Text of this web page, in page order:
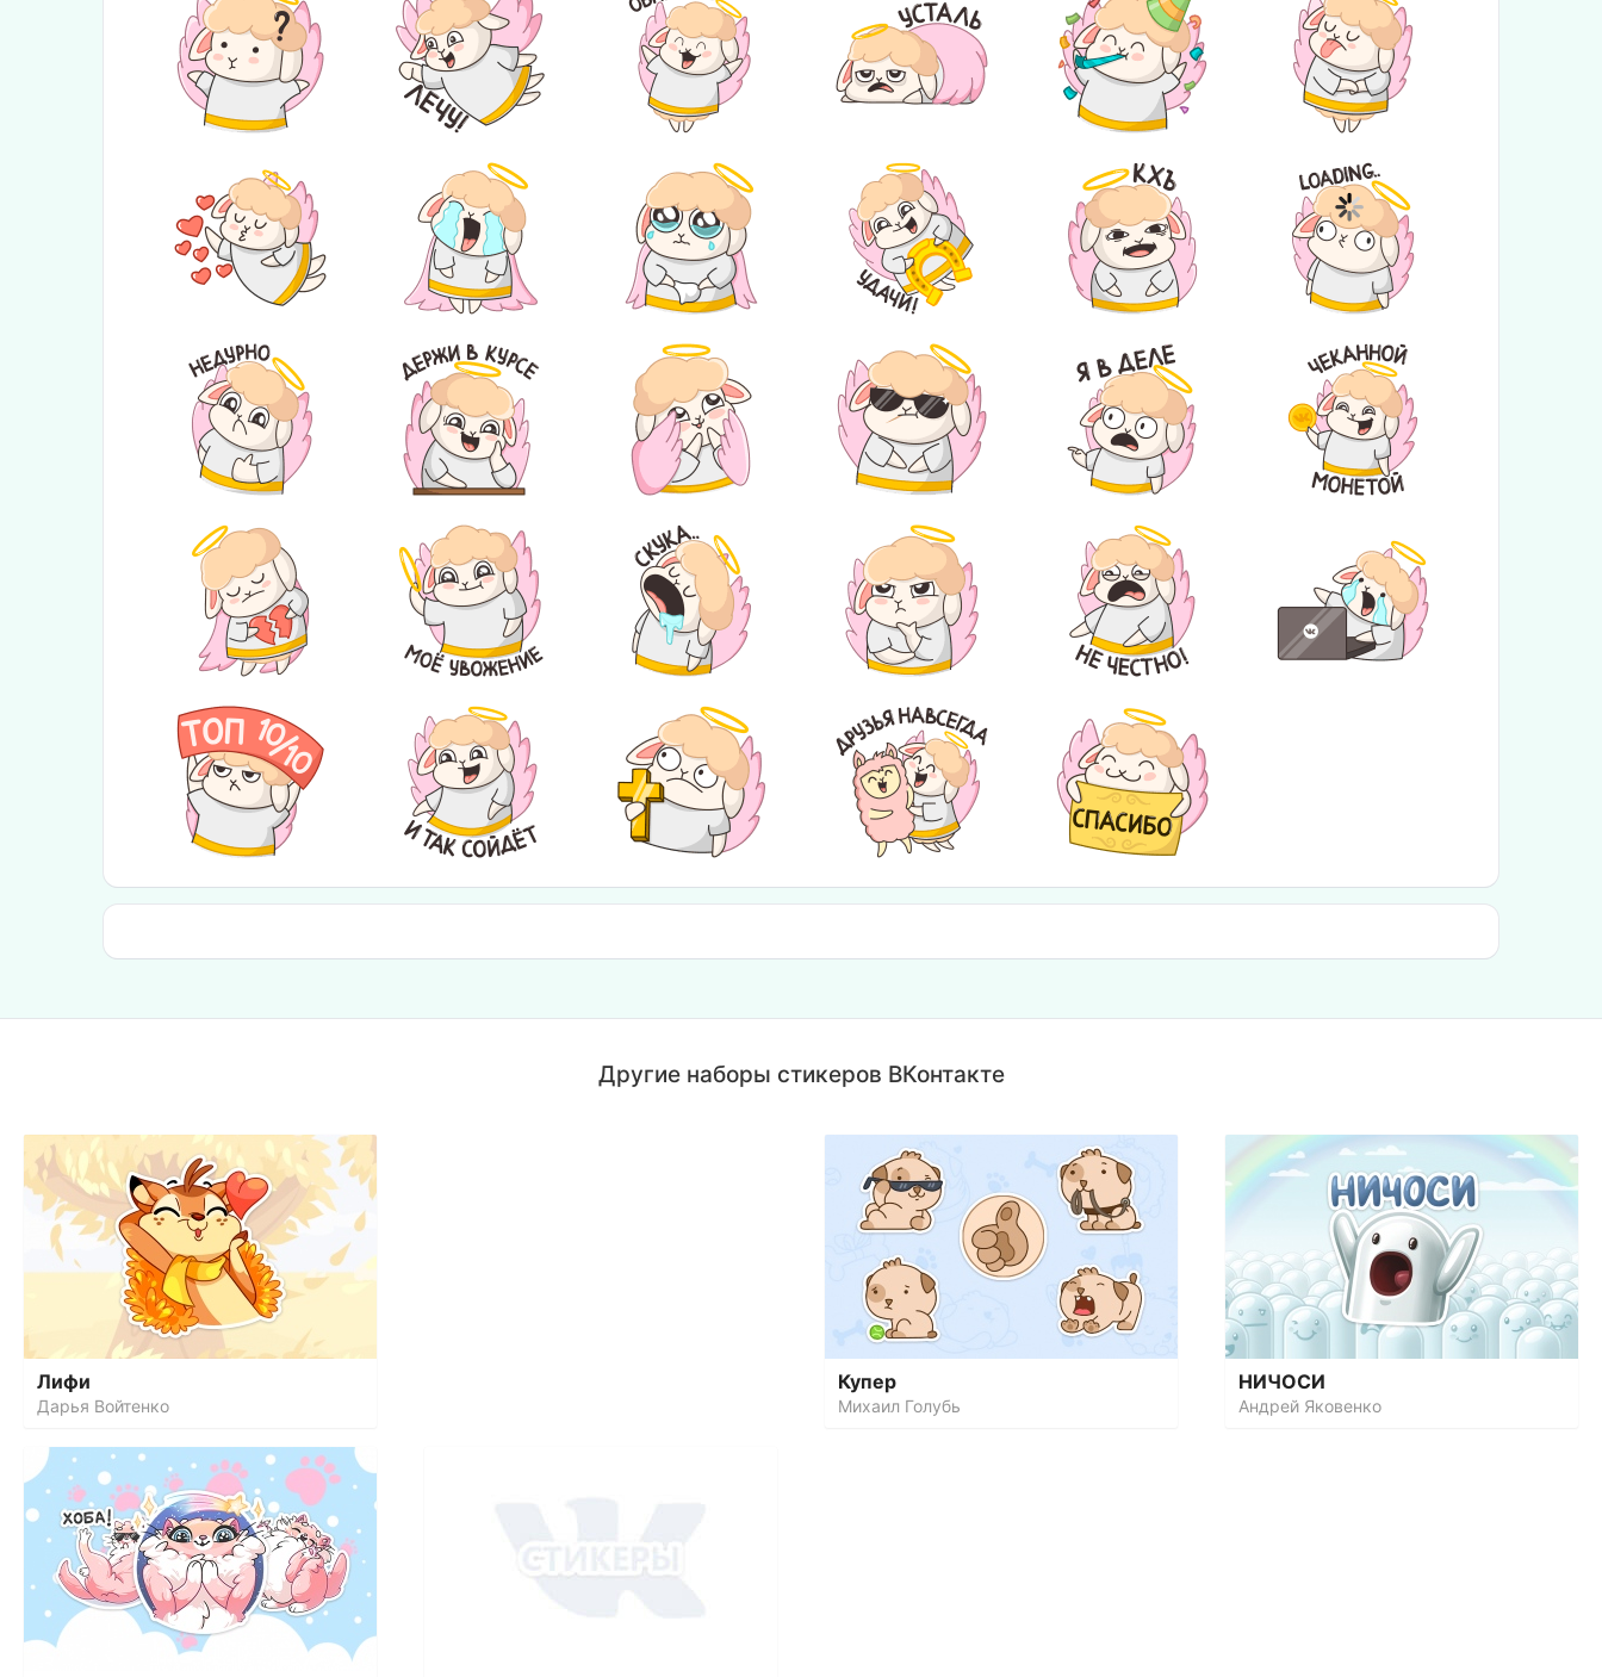
Другие наборы стикеров ВКонтакте
Лифи
Дарья Войтенко
Купер
Михаил Голубь
НИЧОСИ
Андрей Яковенко